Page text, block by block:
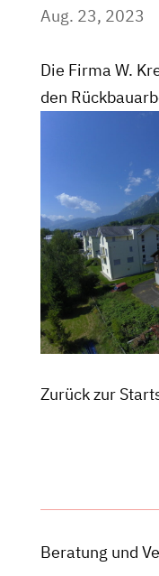
Aug. 23, 2023
Die Firma W.
den
Zurück zur
Beratung und